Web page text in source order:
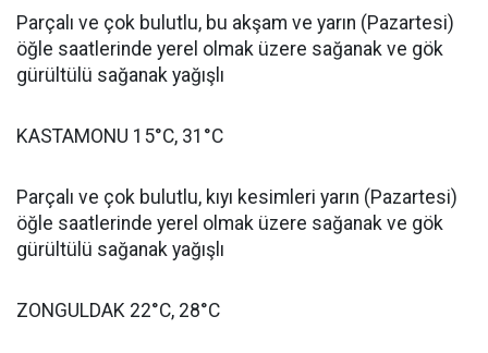
Parçalı ve çok bulutlu, bu akşam ve yarın (Pazartesi)
öğle saatlerinde yerel olmak üzere sağanak ve gök
gürültülü sağanak yağışlı
KASTAMONU 15°C, 31°C
Parçalı ve çok bulutlu, kıyı kesimleri yarın (Pazartesi)
öğle saatlerinde yerel olmak üzere sağanak ve gök
gürültülü sağanak yağışlı
ZONGULDAK 22°C, 28°C